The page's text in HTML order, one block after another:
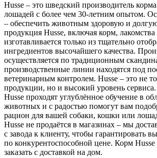
Husse – это шведский производитель
лошадей с более чем 30-летним опытом.
– обеспечить животным здоровую и
продукция Husse, включая корм,
изготавливается только из тщательно
ингредиентов высочайшего качества.
осуществляется по традиционным
производственные линии находятся под
ветеринарным контролем. Husse – это не
продукции, но и высокий уровень
Husse проходят углублённое обучение в
животных и с радостью помогут вам
рацион для вашей собаки, кошки или
Husse не продаётся в магазинах – мы
с завода к клиенту, чтобы гарантировать
по конкурентоспособной цене. Корм
заказать с доставкой на дом.